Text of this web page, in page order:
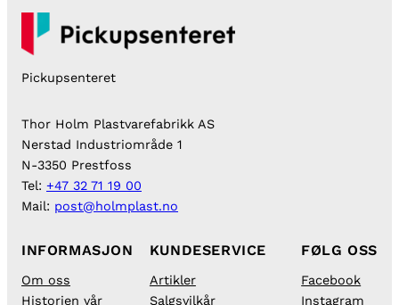
Pickupsenteret
Thor Holm Plastvarefabrikk AS
Nerstad Industriområde 1
N-3350 Prestfoss
Tel: +47 32 71 19 00
Mail: post@holmplast.no
INFORMASJON
Om oss
Historien vår
KUNDESERVICE
Artikler
Salgsvilkår
FØLG OSS
Facebook
Instagram